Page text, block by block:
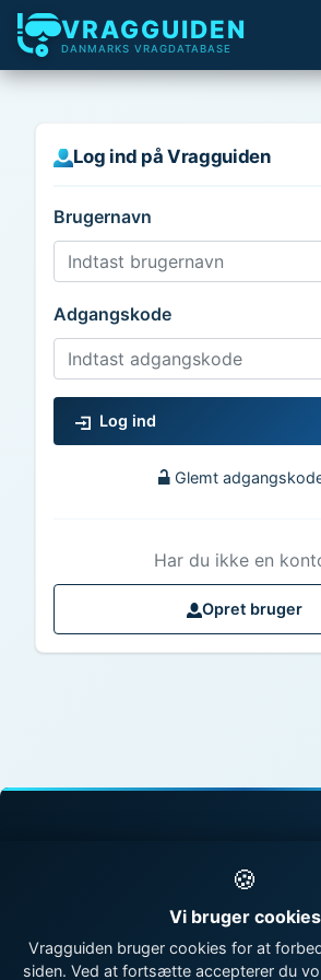
VRAGGUIDEN
DANMARKS VRAGDATABASE
Log ind på Vragguiden
Brugernavn
Adgangskode
Log ind
Glemt
Har du ikke en
Opret bruger
vragdatabase
| Om
🍪
Vi bruger cookies
Vragguiden bruger cookies for at
siden. Ved at fortsætte accepterer du